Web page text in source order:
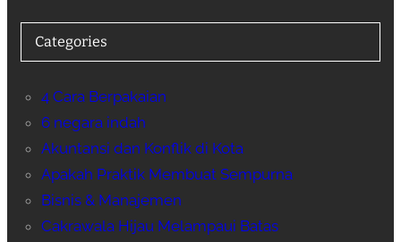
Categories
4 Cara Berpakaian
6 negara indah
Akuntansi dan Konflik di Kota
Apakah Praktik Membuat Sempurna
Bisnis & Manajemen
Cakrawala Hijau Melampaui Batas